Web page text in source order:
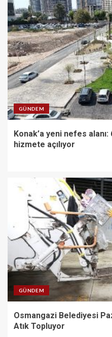
GÜNDEM
Konak’a yeni nefes
hizmete açılıyor
GÜNDEM
Osmangazi Belediyesi
Atık Topluyor